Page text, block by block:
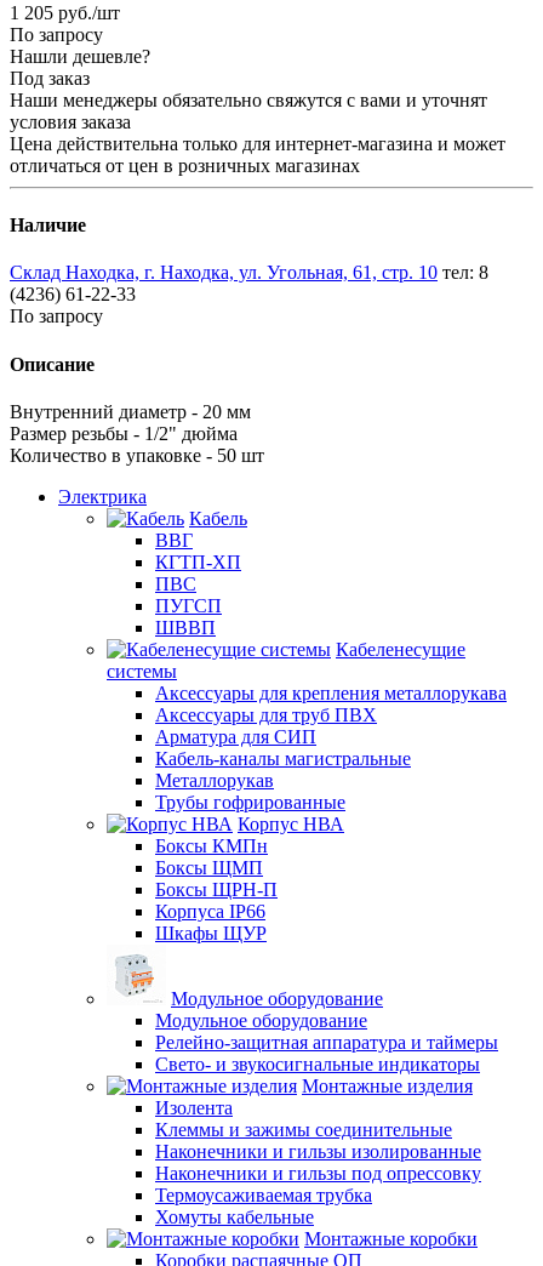
1 205 руб./шт
По запросу
Нашли дешевле?
Под заказ
Наши менеджеры обязательно свяжутся с вами и уточнят
условия заказа
Цена действительна только для интернет-магазина и может
отличаться от цен в розничных магазинах
Наличие
Склад Находка, г. Находка, ул. Угольная, 61, стр. 10 тел: 8
(4236) 61-22-33
По запросу
Описание
Внутренний диаметр - 20 мм
Размер резьбы - 1/2" дюйма
Количество в упаковке - 50 шт
Электрика
Кабель
ВВГ
КГТП-ХП
ПВС
ПУГСП
ШВВП
Кабеленесущие
системы
Аксессуары для крепления металлорукава
Аксессуары для труб ПВХ
Арматура для СИП
Кабель-каналы магистральные
Металлорукав
Трубы гофрированные
Корпус НВА
Боксы КМПн
Боксы ЩМП
Боксы ЩРН-П
Корпуса IP66
Шкафы ЩУР
Модульное оборудование
Модульное оборудование
Релейно-защитная аппаратура и таймеры
Свето- и звукосигнальные индикаторы
Монтажные изделия
Изолента
Клеммы и зажимы соединительные
Наконечники и гильзы изолированные
Наконечники и гильзы под опрессовку
Термоусаживаемая трубка
Хомуты кабельные
Монтажные коробки
Коробки распаячные ОП